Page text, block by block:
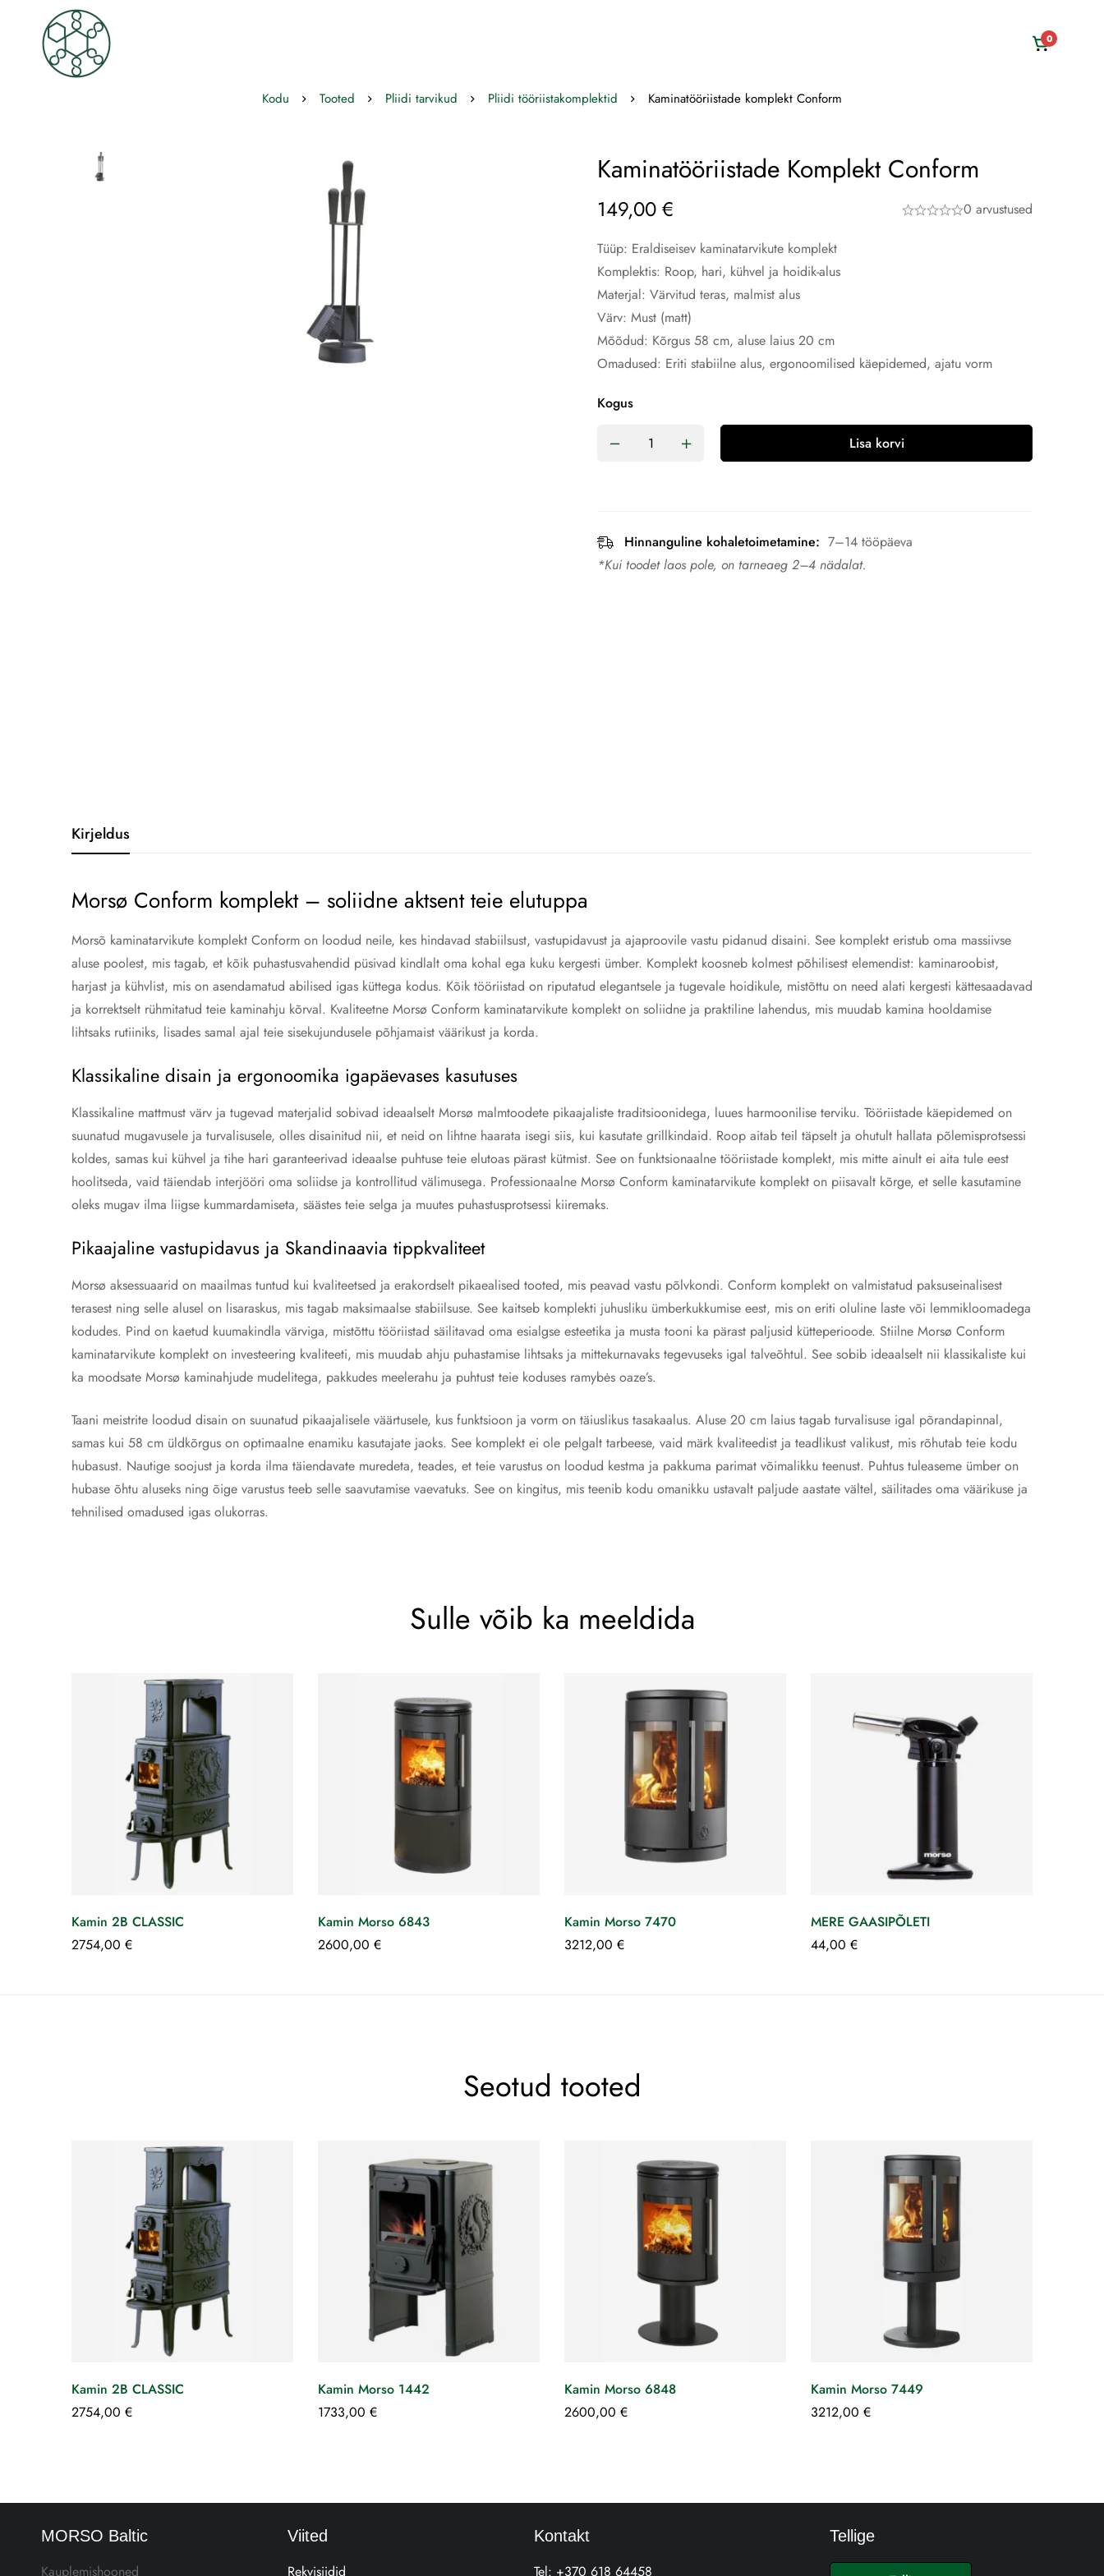
0
Kodu Tooted Pliidi tarvikud Pliidi tööriistakomplektid Kaminatööriistade komplekt Conform
Kaminatööriistade Komplekt Conform
149,00 € 0 arvustused
Tüüp: Eraldiseisev kaminatarvikute komplekt
Komplektis: Roop, hari, kühvel ja hoidik-alus
Materjal: Värvitud teras, malmist alus
Värv: Must (matt)
Mõõdud: Kõrgus 58 cm, aluse laius 20 cm
Omadused: Eriti stabiilne alus, ergonoomilised käepidemed, ajatu vorm
Kogus
Lisa korvi
Hinnanguline kohaletoimetamine: 7–14 tööpäeva
*Kui toodet laos pole, on tarneaeg 2–4 nädalat.
Kirjeldus
Morsø Conform komplekt – soliidne aktsent teie elutuppa
Morsõ kaminatarvikute komplekt Conform on loodud neile, kes hindavad stabiilsust, vastupidavust ja ajaproovile vastu pidanud disaini. See komplekt eristub oma massiivse
aluse poolest, mis tagab, et kõik puhastusvahendid püsivad kindlalt oma kohal ega kuku kergesti ümber. Komplekt koosneb kolmest põhilisest elemendist: kaminaroobist,
harjast ja kühvlist, mis on asendamatud abilised igas küttega kodus. Kõik tööriistad on riputatud elegantsele ja tugevale hoidikule, mistõttu on need alati kergesti kättesaadavad
ja korrektselt rühmitatud teie kaminahju kõrval. Kvaliteetne Morsø Conform kaminatarvikute komplekt on soliidne ja praktiline lahendus, mis muudab kamina hooldamise
lihtsaks rutiiniks, lisades samal ajal teie sisekujundusele põhjamaist väärikust ja korda.
Klassikaline disain ja ergonoomika igapäevases kasutuses
Klassikaline mattmust värv ja tugevad materjalid sobivad ideaalselt Morsø malmtoodete pikaajaliste traditsioonidega, luues harmoonilise terviku. Tööriistade käepidemed on
suunatud mugavusele ja turvalisusele, olles disainitud nii, et neid on lihtne haarata isegi siis, kui kasutate grillkindaid. Roop aitab teil täpselt ja ohutult hallata põlemisprotsessi
koldes, samas kui kühvel ja tihe hari garanteerivad ideaalse puhtuse teie elutoas pärast kütmist. See on funktsionaalne tööriistade komplekt, mis mitte ainult ei aita tule eest
hoolitseda, vaid täiendab interjööri oma soliidse ja kontrollitud välimusega. Professionaalne Morsø Conform kaminatarvikute komplekt on piisavalt kõrge, et selle kasutamine
oleks mugav ilma liigse kummardamiseta, säästes teie selga ja muutes puhastusprotsessi kiiremaks.
Pikaajaline vastupidavus ja Skandinaavia tippkvaliteet
Morsø aksessuaarid on maailmas tuntud kui kvaliteetsed ja erakordselt pikaealised tooted, mis peavad vastu põlvkondi. Conform komplekt on valmistatud paksuseinalisest
terasest ning selle alusel on lisaraskus, mis tagab maksimaalse stabiilsuse. See kaitseb komplekti juhusliku ümberkukkumise eest, mis on eriti oluline laste või lemmikloomadega
kodudes. Pind on kaetud kuumakindla värviga, mistõttu tööriistad säilitavad oma esialgse esteetika ja musta tooni ka pärast paljusid kütteperioode. Stiilne Morsø Conform
kaminatarvikute komplekt on investeering kvaliteeti, mis muudab ahju puhastamise lihtsaks ja mittekurnavaks tegevuseks igal talveõhtul. See sobib ideaalselt nii klassikaliste kui
ka moodsate Morsø kaminahjude mudelitega, pakkudes meelerahu ja puhtust teie koduses ramybės oaze’s.
Taani meistrite loodud disain on suunatud pikaajalisele väärtusele, kus funktsioon ja vorm on täiuslikus tasakaalus. Aluse 20 cm laius tagab turvalisuse igal põrandapinnal,
samas kui 58 cm üldkõrgus on optimaalne enamiku kasutajate jaoks. See komplekt ei ole pelgalt tarbeese, vaid märk kvaliteedist ja teadlikust valikust, mis rõhutab teie kodu
hubasust. Nautige soojust ja korda ilma täiendavate muredeta, teades, et teie varustus on loodud kestma ja pakkuma parimat võimalikku teenust. Puhtus tuleaseme ümber on
hubase õhtu aluseks ning õige varustus teeb selle saavutamise vaevatuks. See on kingitus, mis teenib kodu omanikku ustavalt paljude aastate vältel, säilitades oma väärikuse ja
tehnilised omadused igas olukorras.
Sulle võib ka meeldida
Kamin 2B CLASSIC
2754,00 €
Kamin Morso 6843
2600,00 €
Kamin Morso 7470
3212,00 €
MERE GAASIPÕLETI
44,00 €
Seotud tooted
Kamin 2B CLASSIC
2754,00 €
Kamin Morso 1442
1733,00 €
Kamin Morso 6848
2600,00 €
Kamin Morso 7449
3212,00 €
MORSO Baltic
Kauplemishooned
Viited
Rekvisiidid
Kontakt
Tel: +370 618 64458
Tellige
E
-